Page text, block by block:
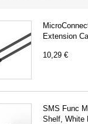
Extension
10,29 €
SMS Func
Shelf, White